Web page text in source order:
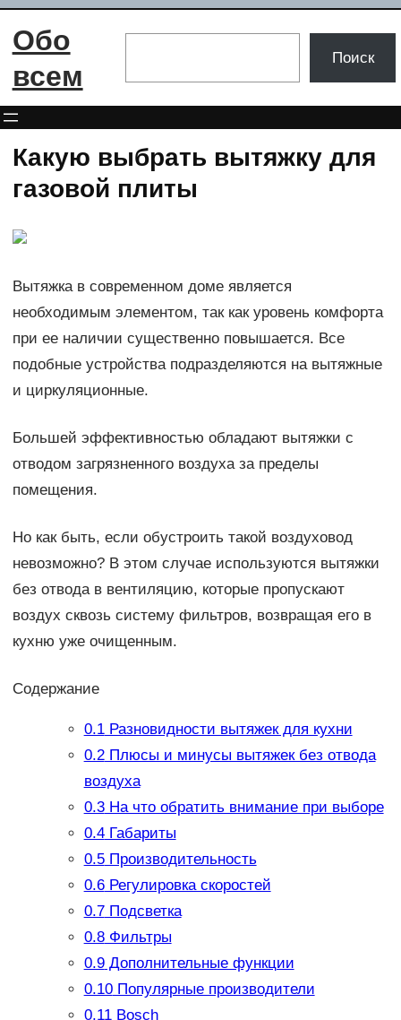
Перейти
Обо
всем
Поиск
Какую выбрать вытяжку для
газовой плиты
Вытяжка в современном доме является
необходимым элементом, так как уровень комфорта
при ее наличии существенно повышается. Все
подобные устройства подразделяются на вытяжные
и циркуляционные.
Большей эффективностью обладают вытяжки с
отводом загрязненного воздуха за пределы
помещения.
Но как быть, если обустроить такой воздуховод
невозможно? В этом случае используются вытяжки
без отвода в вентиляцию, которые пропускают
воздух сквозь систему фильтров, возвращая его в
кухню уже очищенным.
Содержание
0.1Разновидности вытяжек для кухни
0.2Плюсы и минусы вытяжек без отвода
воздуха
0.3На что обратить внимание при выборе
0.4Габариты
0.5Производительность
0.6Регулировка скоростей
0.7Подсветка
0.8Фильтры
0.9Дополнительные функции
0.10Популярные производители
0.11Bosch